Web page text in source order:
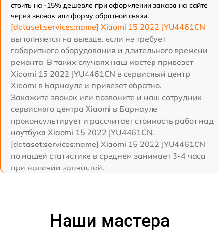
стоить на -15% дешевле при оформлении заказа на сайте
через звонок или форму обратной связи.
[dataset:services:name] Xiaomi 15 2022 JYU4461CN
выполняется на выезде, если не требует
габаритного оборудования и длительного времени
ремонта. В таких случаях наш мастер привезет
Xiaomi 15 2022 JYU4461CN в сервисный центр
Xiaomi в Барнауле и привезет обратно.
Закажите звонок или позвоните и наш сотрудник
сервисного центра Xiaomi в Барнауле
проконсультирует и рассчитает стоимость работ над
ноутбука Xiaomi 15 2022 JYU4461CN.
[dataset:services:name] Xiaomi 15 2022 JYU4461CN
по нашей статистике в среднем занимает 3-4 часа
при наличии запчастей.
Наши мастера